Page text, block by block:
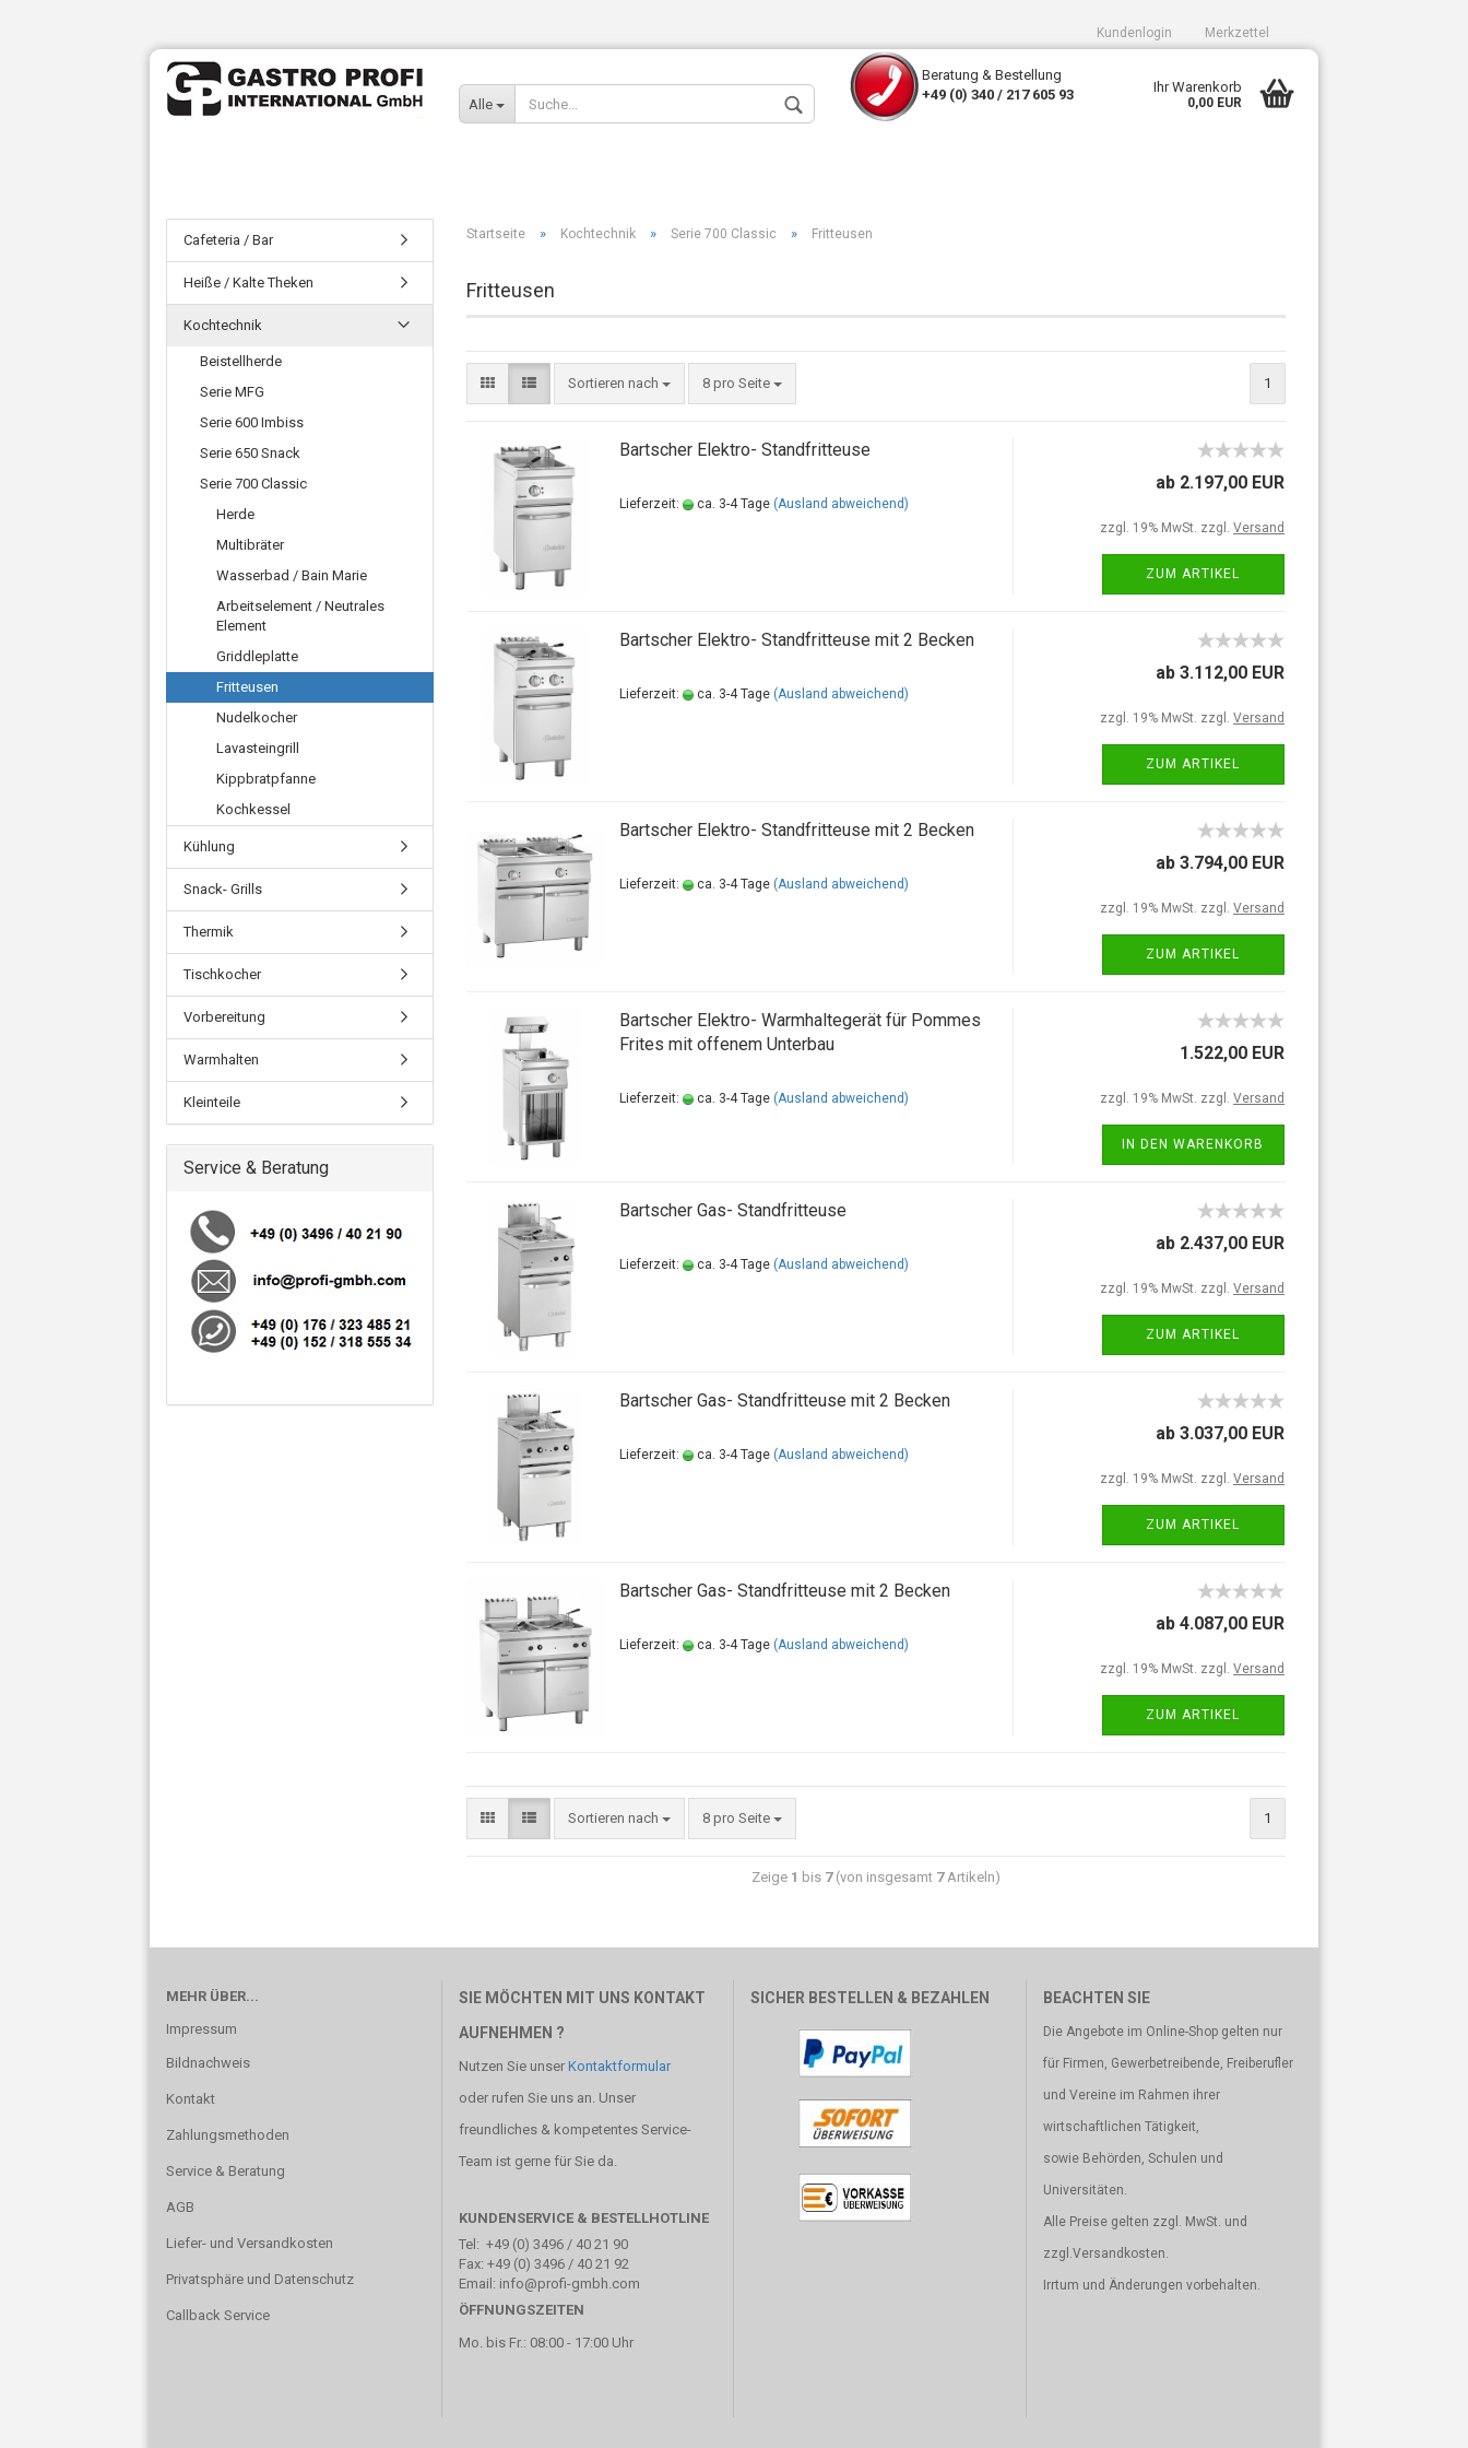
Kundenlogin Merkzettel
Alle
Beratung & Bestellung
+49 (0) 340 / 217 605 93
Ihr Warenkorb
0,00 EUR
Startseite » Kochtechnik » Serie 700 Classic » Fritteusen
Fritteusen
Sortieren nach 8 pro Seite 1
Bartscher Elektro- Standfritteuse
Lieferzeit: ca. 3-4 Tage (Ausland abweichend)
ab 2.197,00 EUR
zzgl. 19% MwSt. zzgl. Versand
ZUM ARTIKEL
Bartscher Elektro- Standfritteuse mit 2 Becken
Lieferzeit: ca. 3-4 Tage (Ausland abweichend)
ab 3.112,00 EUR
zzgl. 19% MwSt. zzgl. Versand
ZUM ARTIKEL
Bartscher Elektro- Standfritteuse mit 2 Becken
Lieferzeit: ca. 3-4 Tage (Ausland abweichend)
ab 3.794,00 EUR
zzgl. 19% MwSt. zzgl. Versand
ZUM ARTIKEL
Bartscher Elektro- Warmhaltegerät für Pommes
Frites mit offenem Unterbau
Lieferzeit: ca. 3-4 Tage (Ausland abweichend)
1.522,00 EUR
zzgl. 19% MwSt. zzgl. Versand
IN DEN WARENKORB
Bartscher Gas- Standfritteuse
Lieferzeit: ca. 3-4 Tage (Ausland abweichend)
ab 2.437,00 EUR
zzgl. 19% MwSt. zzgl. Versand
ZUM ARTIKEL
Bartscher Gas- Standfritteuse mit 2 Becken
Lieferzeit: ca. 3-4 Tage (Ausland abweichend)
ab 3.037,00 EUR
zzgl. 19% MwSt. zzgl. Versand
ZUM ARTIKEL
Bartscher Gas- Standfritteuse mit 2 Becken
Lieferzeit: ca. 3-4 Tage (Ausland abweichend)
ab 4.087,00 EUR
zzgl. 19% MwSt. zzgl. Versand
ZUM ARTIKEL
Sortieren nach 8 pro Seite 1
Zeige 1 bis 7(von insgesamt 7Artikeln)
Cafeteria / Bar
Heiße / Kalte Theken
Kochtechnik
Beistellherde
Serie MFG
Serie 600 Imbiss
Serie 650 Snack
Serie 700 Classic
Herde
Multibräter
Wasserbad / Bain Marie
Arbeitselement / Neutrales
Element
Griddleplatte
Fritteusen
Nudelkocher
Lavasteingrill
Kippbratpfanne
Kochkessel
Kühlung
Snack- Grills
Thermik
Tischkocher
Vorbereitung
Warmhalten
Kleinteile
Service & Beratung
MEHR ÜBER...
Impressum
Bildnachweis
Kontakt
Zahlungsmethoden
Service & Beratung
AGB
Liefer- und Versandkosten
Privatsphäre und Datenschutz
Callback Service
SIE MÖCHTEN MIT UNS KONTAKT
AUFNEHMEN ?
Nutzen Sie unser Kontaktformular
oder rufen Sie uns an. Unser
freundliches & kompetentes Service-
Team ist gerne für Sie da.
KUNDENSERVICE & BESTELLHOTLINE
Tel: +49 (0) 3496 / 40 21 90
Fax: +49 (0) 3496 / 40 21 92
Email: info@profi-gmbh.com
ÖFFNUNGSZEITEN
Mo. bis Fr.: 08:00 - 17:00 Uhr
SICHER BESTELLEN & BEZAHLEN BEACHTEN SIE
Die Angebote im Online-Shop gelten nur
für Firmen, Gewerbetreibende, Freiberufler
und Vereine im Rahmen ihrer
wirtschaftlichen Tätigkeit,
sowie Behörden, Schulen und
Universitäten.
Alle Preise gelten zzgl. MwSt. und
zzgl.Versandkosten.
Irrtum und Änderungen vorbehalten.